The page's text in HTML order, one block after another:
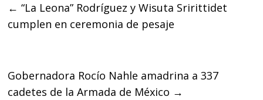
b
o
t
e
s
A
← “La Leona” Rodríguez y Wisuta Sririttidet
cumplen en ceremonia de pesaje
Gobernadora Rocío Nahle amadrina a 337
cadetes de la Armada de México →